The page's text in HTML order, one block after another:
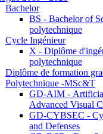
Bachelor
BS - Bachelor of
polytechnique
Cycle Ingénieur
X - Diplôme
polytechnique
Diplôme de formation
Polytechnique -MSc&T
GD-AIM -
Advanced Visual
GD-CYBSEC -
and Defenses